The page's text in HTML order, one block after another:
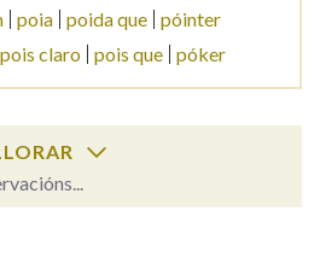
BUSCA
poia poida que póinter
pois claro pois que póker